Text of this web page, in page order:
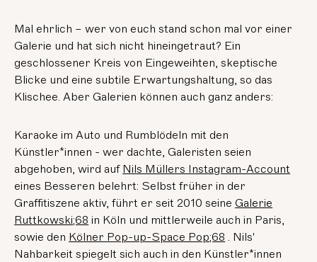
Mal ehrlich – wer von euch stand schon mal vor einer
Galerie und hat sich nicht hineingetraut? Ein
geschlossener Kreis von Eingeweihten, skeptische
Blicke und eine subtile Erwartungshaltung, so das
Klischee. Aber Galerien können auch ganz anders:
Karaoke im Auto und Rumblödeln mit den
Künstler*innen - wer dachte, Galeristen seien
abgehoben, wird auf Nils Müllers Instagram-Account
eines Besseren belehrt: Selbst früher in der
Graffitiszene aktiv, führt er seit 2010 seineGalerie
Ruttkowski;68 in Köln und mittlerweile auch in Paris,
sowie den Kölner Pop-up-Space Pop;68 . Nils'
Nahbarkeit spiegelt sich auch in den Künstler*innen